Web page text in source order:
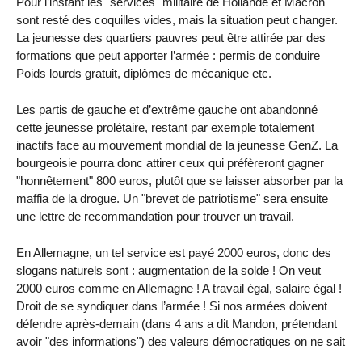
sont resté des coquilles vides, mais la situation peut changer.
La jeunesse des quartiers pauvres peut être attirée par des
formations que peut apporter l’armée : permis de conduire
Poids lourds gratuit, diplômes de mécanique etc.
Les partis de gauche et d’extrême gauche ont abandonné
cette jeunesse prolétaire, restant par exemple totalement
inactifs face au mouvement mondial de la jeunesse GenZ. La
bourgeoisie pourra donc attirer ceux qui préfèreront gagner
"honnêtement" 800 euros, plutôt que se laisser absorber par la
maffia de la drogue. Un "brevet de patriotisme" sera ensuite
une lettre de recommandation pour trouver un travail.
En Allemagne, un tel service est payé 2000 euros, donc des
slogans naturels sont : augmentation de la solde ! On veut
2000 euros comme en Allemagne ! A travail égal, salaire égal !
Droit de se syndiquer dans l’armée ! Si nos armées doivent
défendre après-demain (dans 4 ans a dit Mandon, prétendant
avoir "des informations") des valeurs démocratiques on ne sait